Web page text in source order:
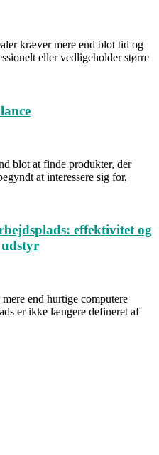
kræver mere end blot tid og
eller vedligeholder større
blot at finde produkter, der
at interessere sig for,
effektivitet og
end hurtige computere
er ikke længere defineret af